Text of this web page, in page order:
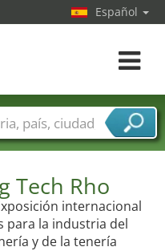
Tech Rho
internacional
para la industria del
y de la tenería
Español
toggle
Ciudades